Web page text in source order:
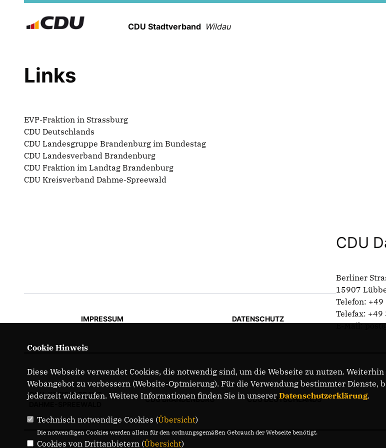
CDU Stadtverband Wildau
Links
EVP-Fraktion in Strassburg
CDU Deutschlands
CDU Landesgruppe Brandenburg im Bundestag
CDU Landesverband Brandenburg
CDU Fraktion im Landtag Brandenburg
CDU Kreisverband Dahme-Spreewald
IMPRESSUM DATENSCHUTZ
CDU
Berliner
15907
Telefon:
Telefax:
E-Mail:
CDU-KREISVERBAND
CDU BRANDENBURG CDU DEUTSCHLANDS
Cookie Hinweis
Diese Webseite verwendet Cookies, die notwendig sind, um die Webseite zu nutzen.
Webangebot zu verbessern (Website-Optmierung). Für die Verwendung bestimmter
jederzeit widerrufen. Weitere Informationen finden Sie in unserer Datenschutzerklärung.
Technisch notwendige Cookies (Übersicht)
Die notwendigen Cookies werden allein für den ordnungsgemäßen Gebrauch der Webseite benötigt.
Cookies von Drittanbietern (Übersicht)